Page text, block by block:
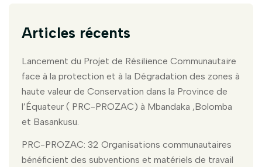
Articles récents
Lancement du Projet de Résilience Communautaire
face à la protection et à la Dégradation des zones à
haute valeur de Conservation dans la Province de
l’Équateur ( PRC-PROZAC) à Mbandaka ,Bolomba
et Basankusu.
PRC-PROZAC: 32 Organisations communautaires
bénéficient des subventions et matériels de travail